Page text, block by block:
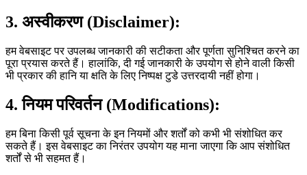
3. अस्वीकरण (Disclaimer):
हम वेबसाइट पर उपलब्ध जानकारी की सटीकता और पूर्णता सुनिश्चित करने का
पूरा प्रयास करते हैं। हालांकि, दी गई जानकारी के उपयोग से होने वाली किसी
भी प्रकार की हानि या क्षति के लिए निष्पक्ष टुडे उत्तरदायी नहीं होगा।
4. नियम परिवर्तन (Modifications):
हम बिना किसी पूर्व सूचना के इन नियमों और शर्तों को कभी भी संशोधित कर
सकते हैं। इस वेबसाइट का निरंतर उपयोग यह माना जाएगा कि आप संशोधित
शर्तों से भी सहमत हैं।